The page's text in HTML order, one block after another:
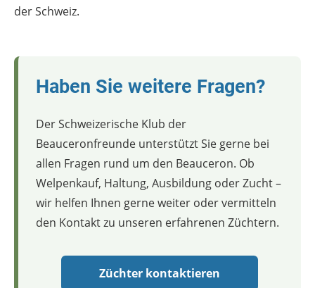
der Schweiz.
Haben Sie weitere Fragen?
Der Schweizerische Klub der
Beauceronfreunde unterstützt Sie gerne bei
allen Fragen rund um den Beauceron. Ob
Welpenkauf, Haltung, Ausbildung oder Zucht –
wir helfen Ihnen gerne weiter oder vermitteln
den Kontakt zu unseren erfahrenen Züchtern.
Züchter kontaktieren